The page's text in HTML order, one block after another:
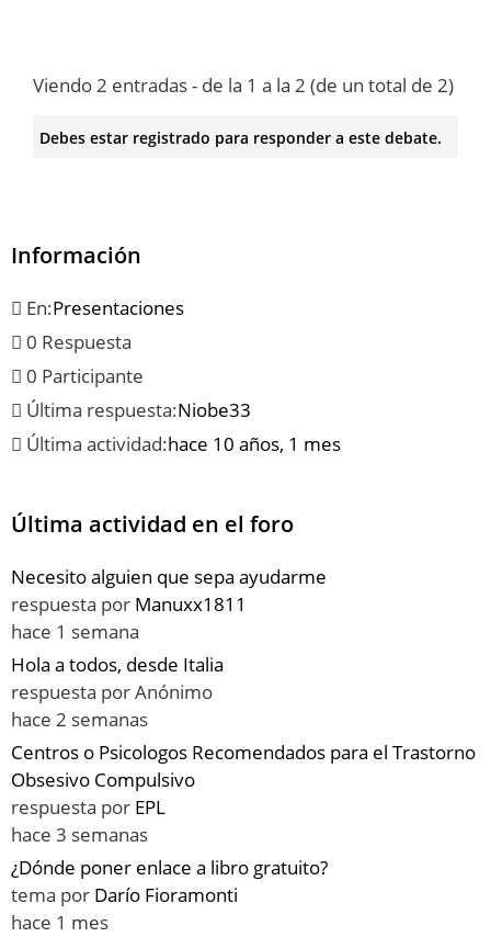
Viendo 2 entradas - de la 1 a la 2 (de un total de 2)
Debes estar registrado para responder a este debate.
Información
En:Presentaciones
0 Respuesta
0 Participante
Última respuesta:Niobe33
Última actividad:hace 10 años, 1 mes
Última actividad en el foro
Necesito alguien que sepa ayudarme
respuesta por Manuxx1811
hace 1 semana
Hola a todos, desde Italia
respuesta porAnónimo
hace 2 semanas
Centros o Psicologos Recomendados para el Trastorno
Obsesivo Compulsivo
respuesta por EPL
hace 3 semanas
¿Dónde poner enlace a libro gratuito?
tema por Darío Fioramonti
hace 1 mes